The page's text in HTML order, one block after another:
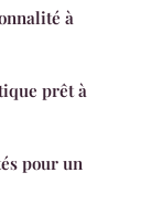
à
prêt à
pour un